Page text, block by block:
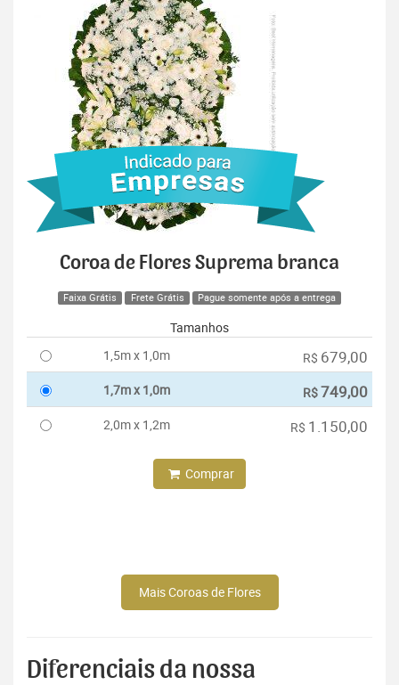
Coroa de Flores Suprema branca
Faixa Grátis Frete Grátis Pague somente após a entrega
Tamanhos
1,5m x 1,0m
R$ 679,00
1,7m x 1,0m R$749,00
2,0m x 1,2m R$ 1.150,00
Comprar
Mais Coroas de Flores
Diferenciais da nossa